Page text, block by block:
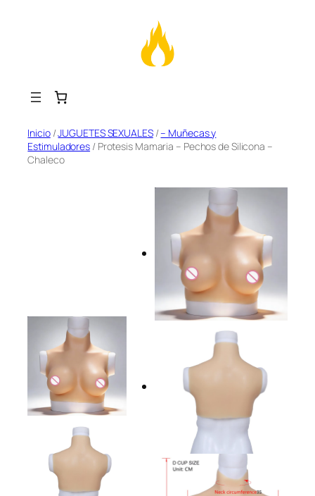
Saltar
contenido
Inicio/JUGUETES SEXUALES/– Muñecas y
Estimuladores / Protesis Mamaria – Pechos de Silicona –
Chaleco